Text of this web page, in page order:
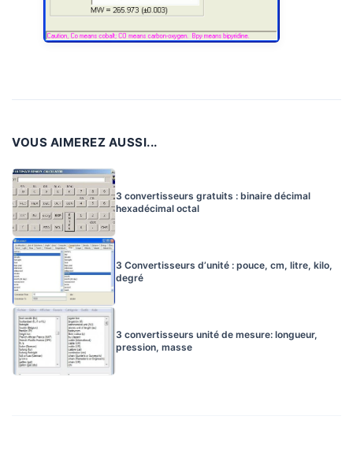
VOUS AIMEREZ AUSSI...
3 convertisseurs gratuits : binaire décimal
hexadécimal octal
3 Convertisseurs d’unité : pouce, cm, litre, kilo,
degré
3 convertisseurs unité de mesure: longueur,
pression, masse